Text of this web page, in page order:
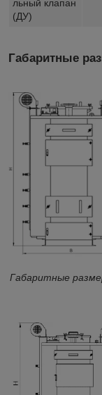
льный клапан
(ДУ)
Габаритные
Габаритные